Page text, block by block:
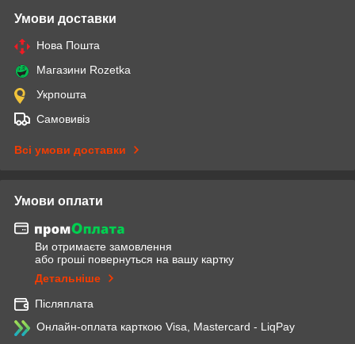
Умови доставки
Нова Пошта
Магазини Rozetka
Укрпошта
Самовивіз
Всі умови доставки
Умови оплати
Ви отримаєте замовлення
або гроші повернуться на вашу картку
Детальніше
Післяплата
Онлайн-оплата карткою Visa, Mastercard - LiqPay